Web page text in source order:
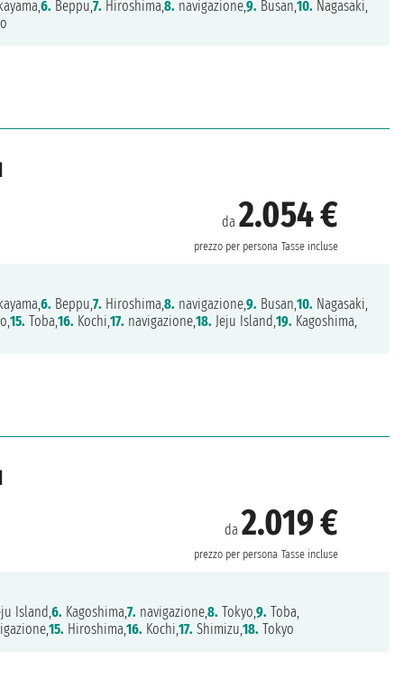
6. Beppu,7. Hiroshima,8. navigazione,9. Busan,10. Nagasaki,
da2.054 €
prezzo per persona Tasse incluse
6. Beppu,7. Hiroshima,8. navigazione,9. Busan,10. Nagasaki,
15. Toba,16. Kochi,17. navigazione,18. Jeju Island,19. Kagoshima,
da2.019 €
prezzo per persona Tasse incluse
Island,6. Kagoshima,7. navigazione,8. Tokyo,9. Toba,
15. Hiroshima,16. Kochi,17. Shimizu,18. Tokyo